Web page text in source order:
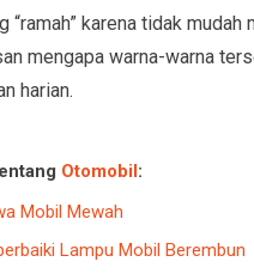
“ramah” karena tidak
mengapa warna-warna
harian.
Otomobil:
Mobil Mewah
Lampu Mobil Berembun